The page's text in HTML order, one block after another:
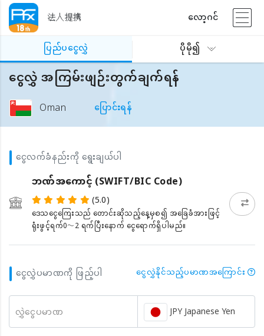
法人提携
လော့ဂင်
ပြည်ပငွေလွှဲ
ပိုမို၍
ငွေလွှဲ အကြမ်းဖျဉ်းတွက်ချက်ရန်
Oman ပြောင်းရန်
ငွေလက်ခံနည်းကို ရွေးချယ်ပါ
ဘဏ်အကောင့် (SWIFT/BIC Code)
(5.0)
ဒေသငွေကြေးသည် တောင်းဆိုသည့်နေ့မှစ၍ အခြေခံအားဖြင့်
ရုံးဖွင့်ရက်0〜2 ရက်ပြီးနောက် ငွေရောက်ရှိပါမည်။
ငွေလွှဲပမာဏကို ဖြည့်ပါ ငွေလွှဲနိုင်သည့်ပမာဏအကြောင်း
လွှဲငွေပမာဏ JPY Japanese Yen